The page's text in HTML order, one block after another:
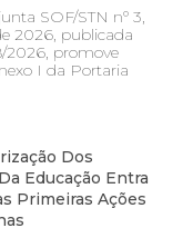
SOF/STN nº 3,
2026, publicada
2026, promove
I da Portaria
Dos
Educação Entra
Primeiras Ações